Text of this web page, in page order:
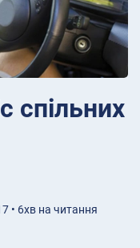
спільних
• 6хв на читання